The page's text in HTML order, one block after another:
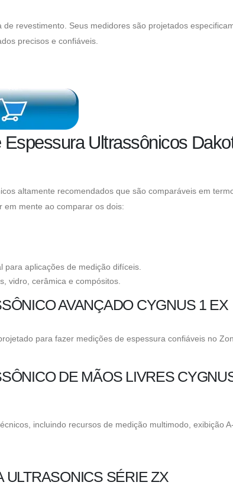
revestimento. Seus medidores são projetados
precisos e confiáveis.
Ultrassônicos
altamente recomendados que são comparáveis ​​em
em mente ao comparar os dois:
aplicações de medição difíceis.
vidro, cerâmica e compósitos.
AVANÇADO CYGNUS 1 EX
para fazer medições de espessura confiáveis ​​no
DE MÃOS LIVRES
incluindo recursos de medição multimodo, exibição
ULTRASONICS SÉRIE ZX